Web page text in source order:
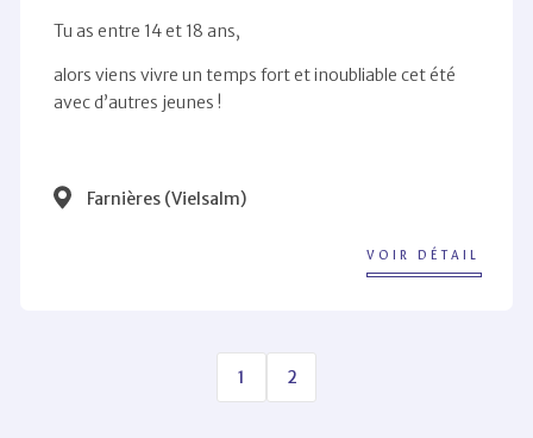
Tu as entre 14 et 18 ans,
alors viens vivre un temps fort et inoubliable cet été
avec d’autres jeunes !
Farnières (Vielsalm)
VOIR DÉTAIL
1 2